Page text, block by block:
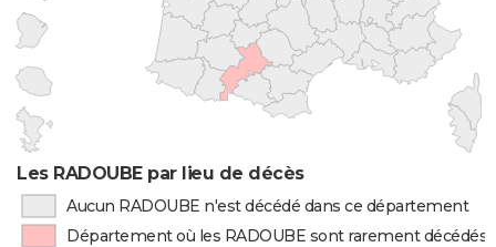
Les RADOUBE par lieu de décès
Aucun RADOUBE n'est décédé dans ce département
Département où les RADOUBE sont rarement décédés